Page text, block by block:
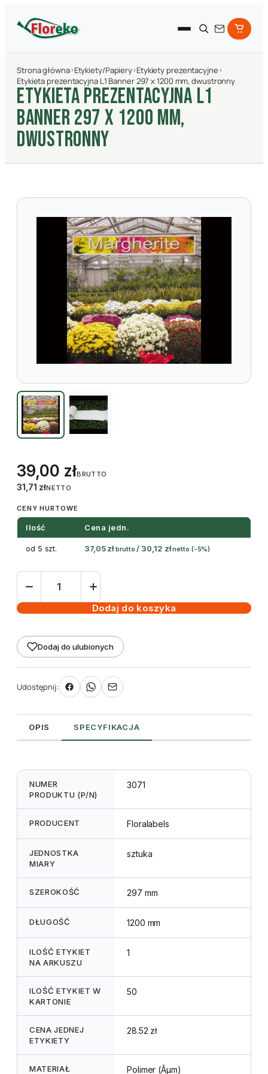
Strona główna›Etykiety/Papiery›Etykiety prezentacyjne›
Etykieta prezentacyjna L1 Banner 297 x 1200 mm, dwustronny
ETYKIETA PREZENTACYJNA L1
BANNER 297 X 1200 MM,
DWUSTRONNY
39,00 złBRUTTO
31,71 złNETTO
CENY HURTOWE
Ilość Cena jedn.
od 5 szt. 37,05zł brutto / 30,12 zł netto (-5%)
ilość
prezentacyjna
Banner
297
x
1200
dwustronny
Dodaj do koszyka
Dodaj do ulubionych
Udostępnij:
OPIS SPECYFIKACJA
NUMER
PRODUKTU (P/N)
3071
PRODUCENT Floralabels
JEDNOSTKA
MIARY
sztuka
SZEROKOŚĆ 297 mm
DŁUGOŚĆ 1200 mm
ILOŚĆ ETYKIET
NA ARKUSZU
1
ILOŚĆ ETYKIET W
KARTONIE
50
CENA JEDNEJ
ETYKIETY
28.52 zł
MATERIAŁ Polimer (Âµm)